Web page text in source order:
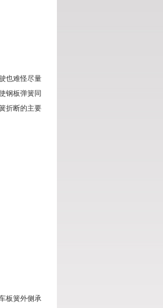
也难怪尽量
钢板弹簧同
折断的主要
板簧外侧承